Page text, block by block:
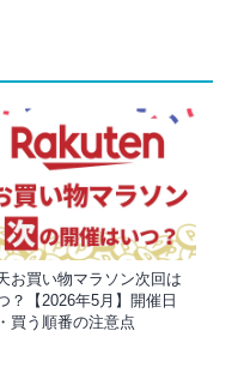
お買い物マラソン次回は
？【2026年5月】開催日
買う順番の注意点